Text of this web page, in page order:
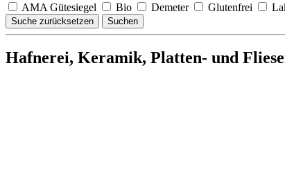
AMA Gütesiegel Bio Demeter Glutenfrei
Suche zurücksetzen Suchen
Hafnerei, Keramik, Platten- und